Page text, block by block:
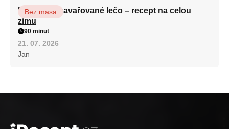
Babiččino zavařované lečo – recept na celou
zimu
Bez masa
90 minut
21. 07. 2026
Jan